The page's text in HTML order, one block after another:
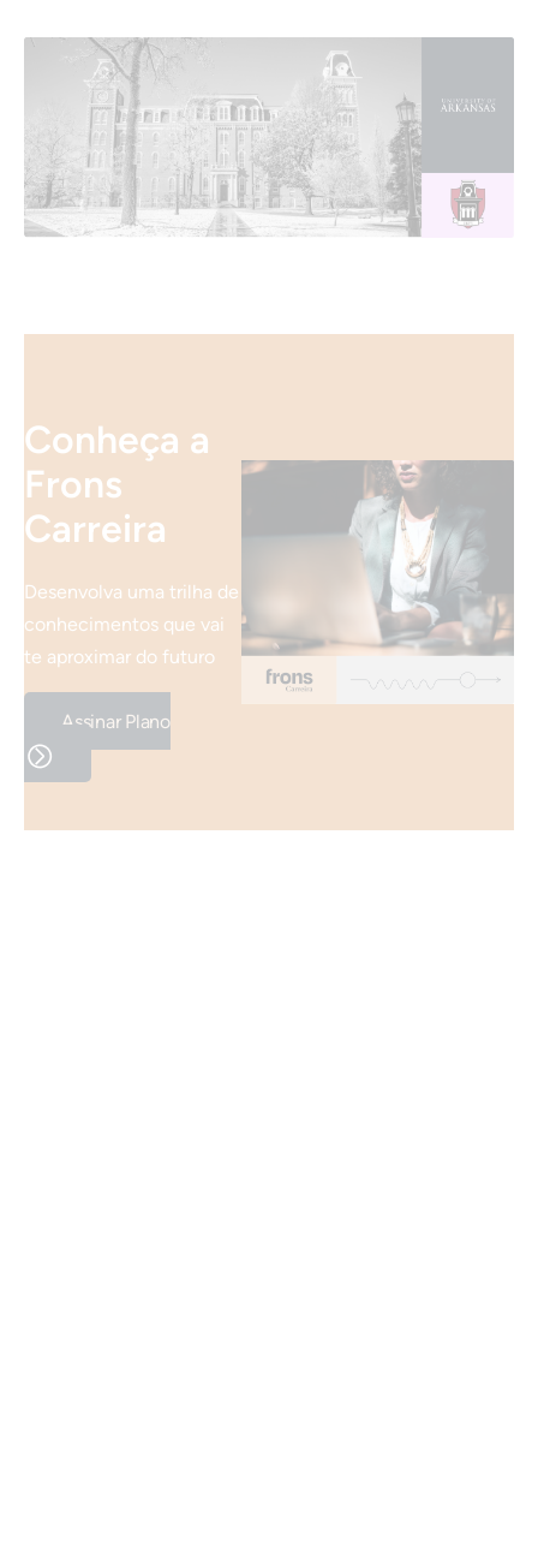
Conheça a
Frons
Carreira
Desenvolva uma trilha de
conhecimentos que vai
te aproximar do futuro
Assinar Plano